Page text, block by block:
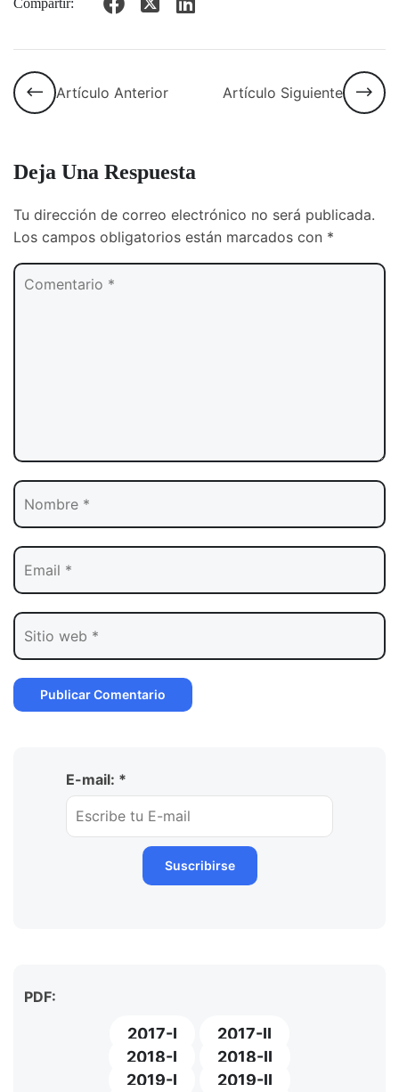
Artículo Anterior Artículo Siguiente
Deja Una Respuesta
Tu dirección de correo electrónico no será publicada.
Los campos obligatorios están marcados con *
E-mail: *
PDF:
2017-I
2017-II
2018-I
2018-II
2019-I
2019-II